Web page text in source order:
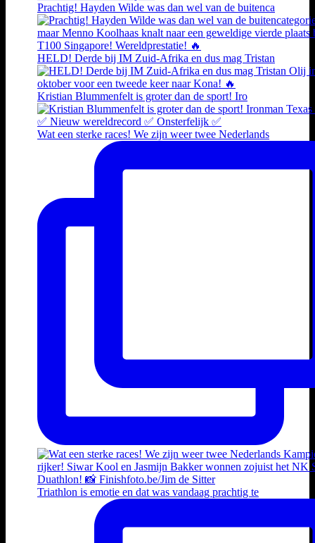
Prachtig! Hayden Wilde was dan wel van de buitenca
HELD! Derde bij IM Zuid-Afrika en dus mag Tristan
Kristian Blummenfelt is groter dan de sport! Iro
Wat een sterke races! We zijn weer twee Nederlands
Triathlon is emotie en dat was vandaag prachtig te